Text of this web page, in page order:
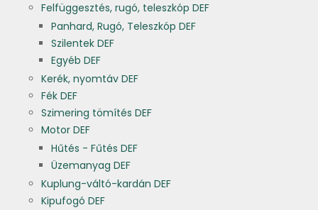
Felfüggesztés, rugó, teleszkóp DEF
Panhard, Rugó, Teleszkóp DEF
Szilentek DEF
Egyéb DEF
Kerék, nyomtáv DEF
Fék DEF
Szimering tömítés DEF
Motor DEF
Hűtés - Fűtés DEF
Üzemanyag DEF
Kuplung-váltó-kardán DEF
Kipufogó DEF